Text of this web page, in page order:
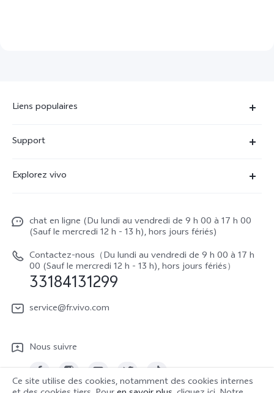
Liens populaires
V23 5G
Y22s
Y35
Support
Centre de services
Authentification IMEI
Prix des réparations hors garantie
Demande de retour en réparation-ICP
Demande de retour en réparation-SBE
Manuel de l'utilisateur
Mise à jour du système
Explorez vivo
La vie chez vivo
vivo netiquette
About Us
Centre de confidentialité vivo
chat en ligne (Du lundi au vendredi de 9 h 00 à 17 h 00
(Sauf le mercredi 12 h - 13 h), hors jours fériés)
Contactez-nous（Du lundi au vendredi de 9 h 00 à 17 h
00 (Sauf le mercredi 12 h - 13 h), hors jours fériés）
33184131299
service@fr.vivo.com
Nous suivre
Ce site utilise des cookies, notamment des cookies internes